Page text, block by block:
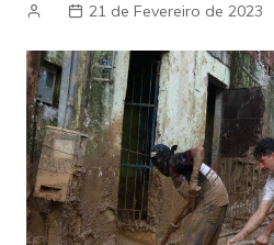
21 de Fevereiro de 2023